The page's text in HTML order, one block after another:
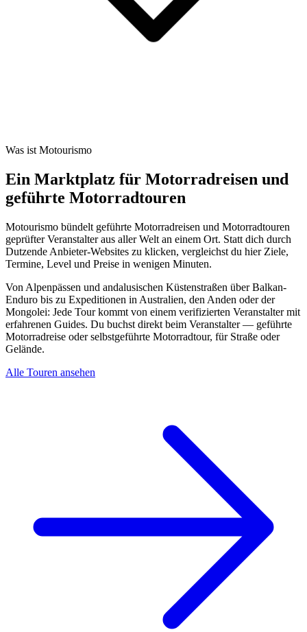
Was ist Motourismo
Ein Marktplatz für Motorradreisen und
geführte Motorradtouren
Motourismo bündelt geführte Motorradreisen und Motorradtouren
geprüfter Veranstalter aus aller Welt an einem Ort. Statt dich durch
Dutzende Anbieter-Websites zu klicken, vergleichst du hier Ziele,
Termine, Level und Preise in wenigen Minuten.
Von Alpenpässen und andalusischen Küstenstraßen über Balkan-
Enduro bis zu Expeditionen in Australien, den Anden oder der
Mongolei: Jede Tour kommt von einem verifizierten Veranstalter mit
erfahrenen Guides. Du buchst direkt beim Veranstalter — geführte
Motorradreise oder selbstgeführte Motorradtour, für Straße oder
Gelände.
Alle Touren ansehen